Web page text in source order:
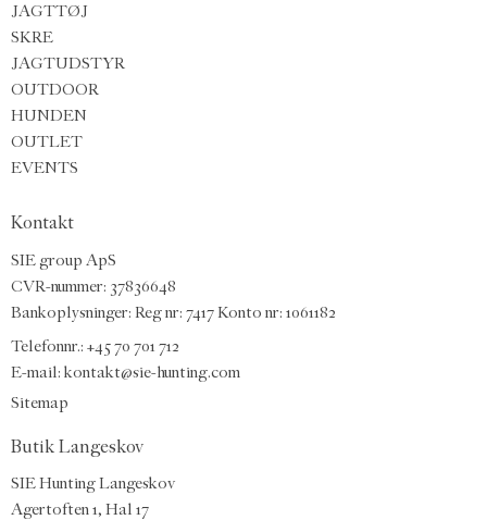
JAGTTØJ
SKRE
JAGTUDSTYR
OUTDOOR
HUNDEN
OUTLET
EVENTS
Kontakt
SIE group ApS
CVR-nummer: 37836648
Bankoplysninger: Reg nr: 7417 Konto nr: 1061182
Telefonnr.: +45 70 701 712
E-mail: kontakt@sie-hunting.com
Sitemap
Butik Langeskov
SIE Hunting Langeskov
Agertoften 1, Hal 17